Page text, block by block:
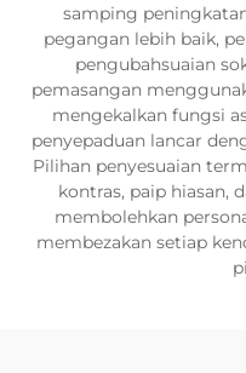
samping
pegangan lebih baik,
pengubahsuaian
pemasangan
mengekalkan fungsi
penyepaduan lancar
Pilihan penyesuaian
kontras, paip hiasan,
membolehkan
membezakan setiap